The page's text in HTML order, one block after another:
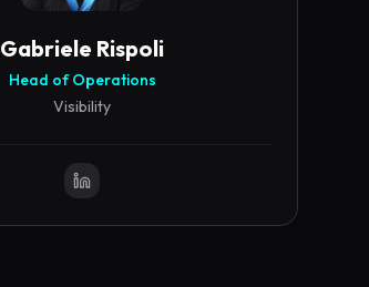
Gabriele Rispoli
Head of Operations
Visibility